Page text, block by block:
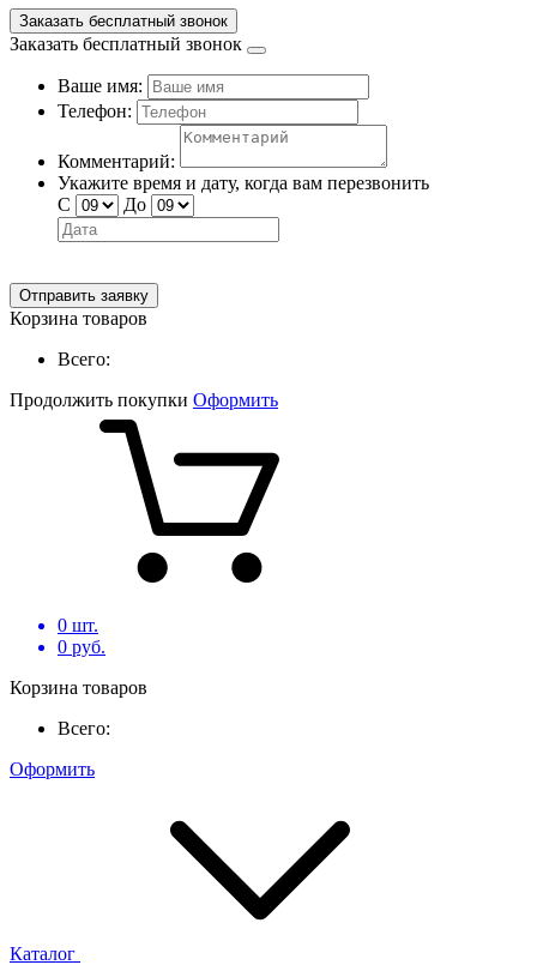
Заказать бесплатный звонок
Заказать бесплатный звонок
Ваше имя:
Телефон:
Комментарий:
Укажите время и дату, когда вам перезвонить
С
До
Отправить заявку
Корзина товаров
Всего:
Продолжить покупки Оформить
0 шт.
0 руб.
Корзина товаров
Всего:
Оформить
Каталог